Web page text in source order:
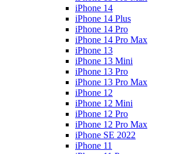
iPhone 14
iPhone 14 Plus
iPhone 14 Pro
iPhone 14 Pro Max
iPhone 13
iPhone 13 Mini
iPhone 13 Pro
iPhone 13 Pro Max
iPhone 12
iPhone 12 Mini
iPhone 12 Pro
iPhone 12 Pro Max
iPhone SE 2022
iPhone 11